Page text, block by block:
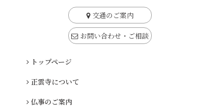
交通のご案内
お問い合わせ・ご相談
トップページ
正雲寺について
仏事のご案内